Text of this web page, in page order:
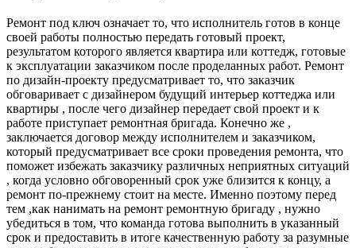
Ремонт под ключ означает то, что исполнитель готов в конце
своей работы полностью передать готовый проект,
результатом которого является квартира или коттедж, готовые
к эксплуатации заказчиком после проделанных работ. Ремонт
по дизайн-проекту предусматривает то, что заказчик
обговаривает с дизайнером будущий интерьер коттеджа или
квартиры , после чего дизайнер передает свой проект и к
работе приступает ремонтная бригада. Конечно же ,
заключается договор между исполнителем и заказчиком,
который предусматривает все сроки проведения ремонта, что
поможет избежать заказчику различных неприятных ситуаций
, когда условно обговоренный срок уже близится к концу, а
ремонт по-прежнему стоит на месте. Именно поэтому перед
тем ,как нанимать на ремонт ремонтную бригаду , нужно
убедиться в том, что команда готова выполнить в указанный
срок и предоставить в итоге качественную работу за разумные